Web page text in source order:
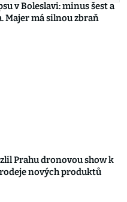
v Boleslavi: minus šest a
Majer má silnou zbraň
Prahu dronovou show k
nových produktů